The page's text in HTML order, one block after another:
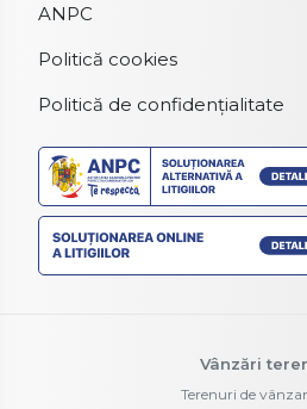
ANPC
Politică cookies
Politică de confidențialitate
Vânzări
Terenuri de